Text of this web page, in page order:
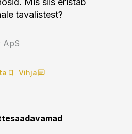
tavalistest?
ApS
Vihja